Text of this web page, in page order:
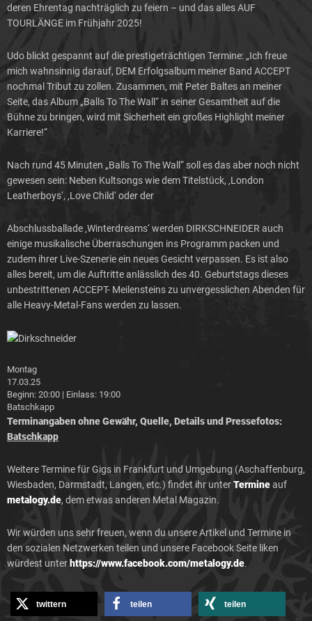
deren Ehrentag nachträglich zu feiern – und das alles AUF
TOURLÄNGE im Frühjahr 2025!
Udo blickt gespannt auf die prestigeträchtigen Termine: „Ich freue
mich wahnsinnig darauf, DEM Erfolgsalbum meiner Band ACCEPT
nochmal Tribut zu zollen. Zusammen, mit Peter Baltes an meiner
Seite, das Album „Balls To The Wall“ in seiner Gesamtheit auf die
Bühne zu bringen, wird mit Sicherheit ein großes Highlight meiner
Karriere!“
Nach rund 45 Minuten „Balls To The Wall“ soll es das aber noch nicht
gewesen sein: Neben Kultsongs wie dem Titelstück, ‚London
Leatherboys‘, ‚Love Child‘ oder der
Abschlussballade ‚Winterdreams‘ werden DIRKSCHNEIDER auch
einige musikalische Überraschungen ins Programm packen und
zudem ihrer Live-Szenerie ein neues Gesicht verpassen. Es ist also
alles bereit, um die Auftritte anlässlich des 40. Geburtstags dieses
unbestrittenen ACCEPT- Meilensteins zu unvergesslichen Abenden für
alle Heavy-Metal-Fans werden zu lassen.
Montag
17.03.25
Beginn: 20:00 | Einlass: 19:00
Batschkapp
Terminangaben ohne Gewähr, Quelle, Details und Pressefotos:
Batschkapp
Weitere Termine für Gigs in Frankfurt und Umgebung (Aschaffenburg,
Wiesbaden, Darmstadt, Langen, etc.) findet ihr unterTermineauf
metalogy.de, dem etwas anderen Metal Magazin.
Wir würden uns sehr freuen, wenn du unsere Artikel und Termine in
den sozialen Netzwerken teilen und unsere Facebook Seite liken
würdest unter https://www.facebook.com/metalogy.de.
twittern teilen teilen